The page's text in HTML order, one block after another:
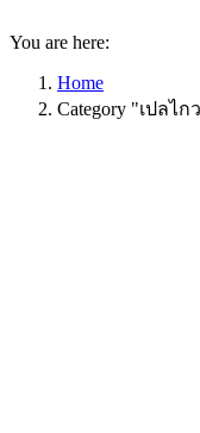
You are here:
Home
Category "เปลไ